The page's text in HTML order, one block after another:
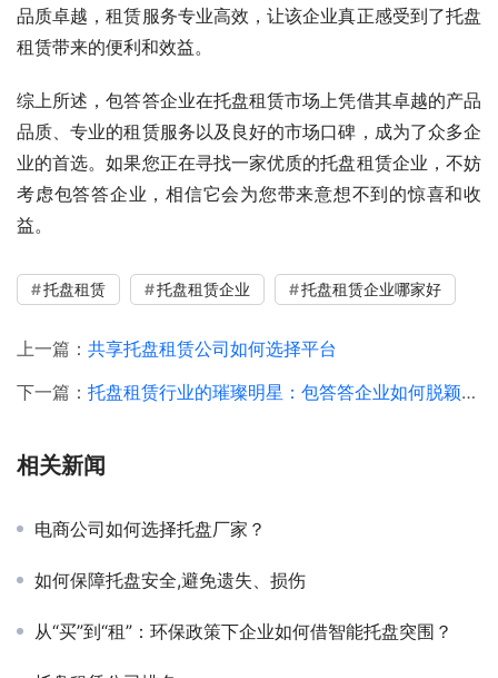
品质卓越，租赁服务专业高效，让该企业真正感受到了托盘
租赁带来的便利和效益。
综上所述，包答答企业在托盘租赁市场上凭借其卓越的产品
品质、专业的租赁服务以及良好的市场口碑，成为了众多企
业的首选。如果您正在寻找一家优质的托盘租赁企业，不妨
考虑包答答企业，相信它会为您带来意想不到的惊喜和收
益。
托盘租赁 托盘租赁企业 托盘租赁企业哪家好
上一篇： 共享托盘租赁公司如何选择平台
下一篇： 托盘租赁行业的璀璨明星：包答答企业如何脱颖而出
相关新闻
电商公司如何选择托盘厂家？
如何保障托盘安全,避免遗失、损伤
‌从“买”到“租”：环保政策下企业如何借智能托盘突围？